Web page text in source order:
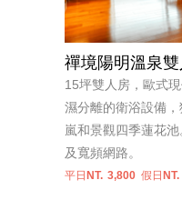
禪境陽明溫泉
15坪雙人房，歐式
濕分離的衛浴設備
嵐和景觀四季蓮花
及寬頻網路。
平日NT. 3,800 假日NT.